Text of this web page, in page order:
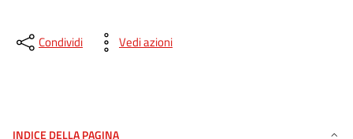
Condividi Vedi azioni
INDICE DELLA PAGINA